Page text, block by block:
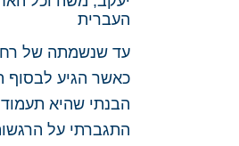
עד שנשמתה של רחל
כאשר הגיע לבסוף
הבנתי שהיא
התגברתי על